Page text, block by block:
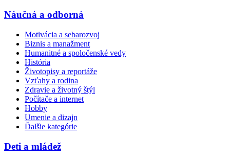
Náučná a odborná
Motivácia a sebarozvoj
Biznis a manažment
Humanitné a spoločenské vedy
História
Životopisy a reportáže
Vzťahy a rodina
Zdravie a životný štýl
Počítače a internet
Hobby
Umenie a dizajn
Ďalšie kategórie
Deti a mládež